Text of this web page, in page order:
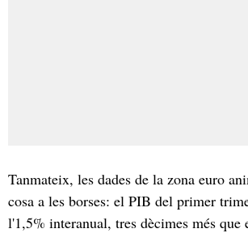
Tanmateix, les dades de la zona euro
cosa a les borses: el PIB del primer
l'1,5% interanual, tres dècimes més que